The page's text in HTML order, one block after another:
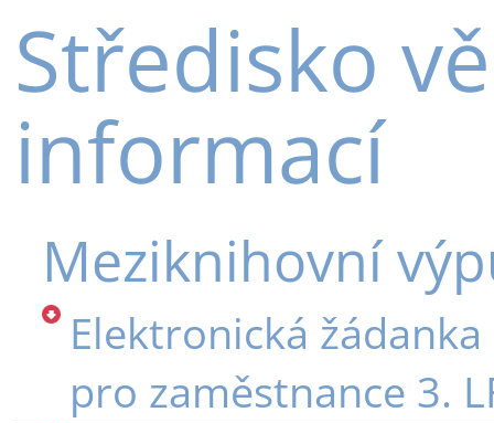
Středisko
informací
Meziknihovní
Elektronická žádanka
pro zaměstnance 3.